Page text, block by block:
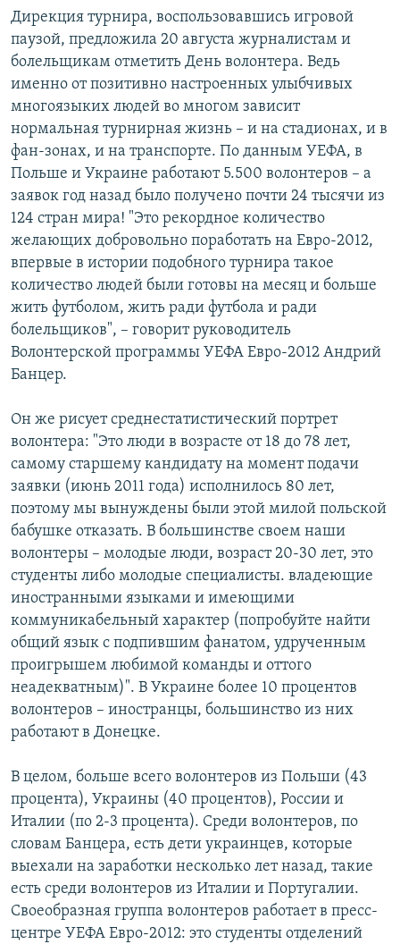
Дирекция турнира, воспользовавшись игровой
паузой, предложила 20 августа журналистам и
болельщикам отметить День волонтера. Ведь
именно от позитивно настроенных улыбчивых
многоязыких людей во многом зависит
нормальная турнирная жизнь – и на стадионах, и в
фан-зонах, и на транспорте. По данным УЕФА, в
Польше и Украине работают 5.500 волонтеров – а
заявок год назад было получено почти 24 тысячи из
124 стран мира! "Это рекордное количество
желающих добровольно поработать на Евро-2012,
впервые в истории подобного турнира такое
количество людей были готовы на месяц и больше
жить футболом, жить ради футбола и ради
болельщиков", – говорит руководитель
Волонтерской программы УЕФА Евро-2012 Андрий
Банцер.
Он же рисует среднестатистический портрет
волонтера: "Это люди в возрасте от 18 до 78 лет,
самому старшему кандидату на момент подачи
заявки (июнь 2011 года) исполнилось 80 лет,
поэтому мы вынуждены были этой милой польской
бабушке отказать. В большинстве своем наши
волонтеры – молодые люди, возраст 20-30 лет, это
студенты либо молодые специалисты. владеющие
иностранными языками и имеющими
коммуникабельный характер (попробуйте найти
общий язык с подпившим фанатом, удрученным
проигрышем любимой команды и оттого
неадекватным)". В Украине более 10 процентов
волонтеров – иностранцы, большинство из них
работают в Донецке.
В целом, больше всего волонтеров из Польши (43
процента), Украины (40 процентов), России и
Италии (по 2-3 процента). Среди волонтеров, по
словам Банцера, есть дети украинцев, которые
выехали на заработки несколько лет назад, такие
есть среди волонтеров из Италии и Португалии.
Своеобразная группа волонтеров работает в пресс-
центре УЕФА Евро-2012: это студенты отделений